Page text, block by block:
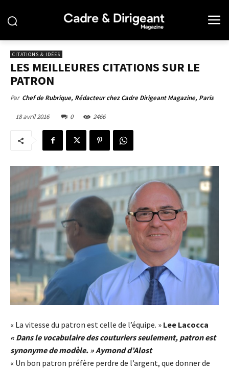
CITATIONS & IDÉES
LES MEILLEURES CITATIONS SUR LE
PATRON
Par Chef de Rubrique, Rédacteur chez Cadre Dirigeant Magazine, Paris
18 avril 2016 0 2466
« La vitesse du patron est celle de l’équipe. » Lee Lacocca
« Dans le vocabulaire des couturiers seulement, patron est
synonyme de modèle. » Aymond d’Alost
« Un bon patron préfère perdre de l’argent, que donner de